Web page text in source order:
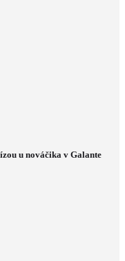
u nováčika v Galante